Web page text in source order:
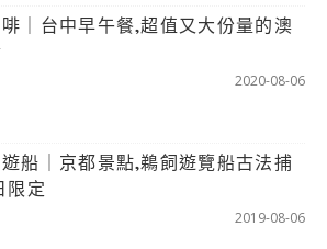
｜台中早午餐,超值又大份量的澳
2020-08-06
船｜京都景點,鵜飼遊覽船古法捕
限定
2019-08-06